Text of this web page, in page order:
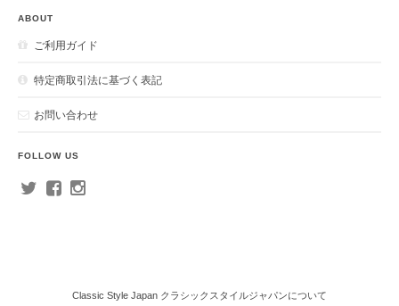
ABOUT
ご利用ガイド
特定商取引法に基づく表記
お問い合わせ
FOLLOW US
Classic Style Japan クラシックスタイルジャパンについて